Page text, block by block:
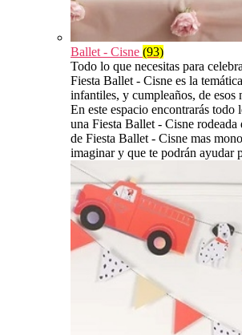
Ballet - Cisne (93)
Todo lo que necesitas para
Fiesta Ballet - Cisne es la
infantiles, y cumpleaños, de esos
En este espacio encontrarás todo
una Fiesta Ballet - Cisne rodeada
de Fiesta Ballet - Cisne mas
imaginar y que te podrán ayudar